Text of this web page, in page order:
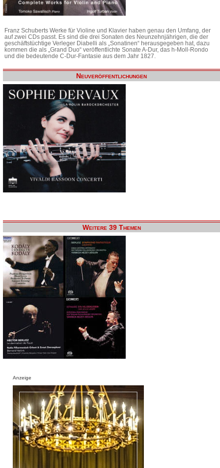
Franz Schuberts Werke für Violine und Klavier haben genau den Umfang, der
auf zwei CDs passt. Es sind die drei Sonaten des Neunzehnjährigen, die der
geschäftstüchtige Verleger Diabelli als „Sonatinen“ herausgegeben hat, dazu
kommen die als „Grand Duo“ veröffentlichte Sonate A-Dur, das h-Moll-Rondo
und die bedeutende C-Dur-Fantasie aus dem Jahr 1827.
Neuveröffentlichungen
Weitere 39 Themen
Anzeige